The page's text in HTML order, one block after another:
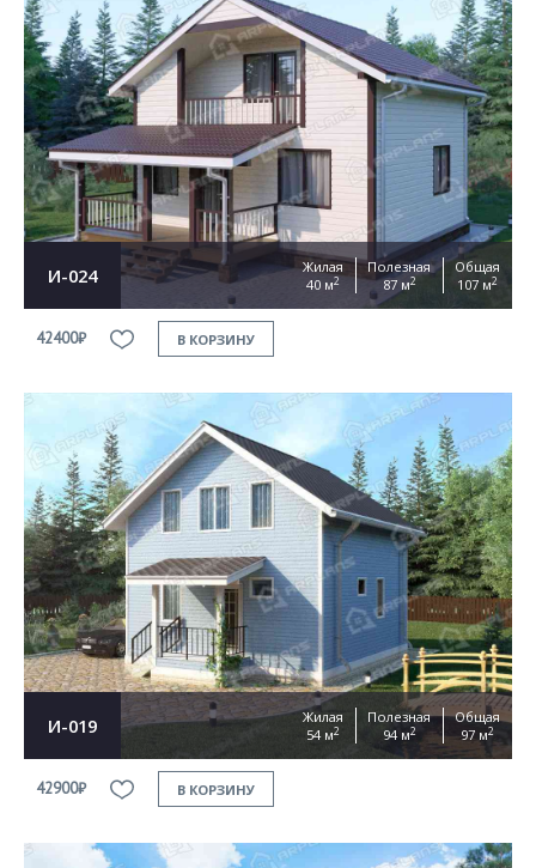
И-024
Жилая
40 м2
Полезная
87 м2
Общая
107 м2
42400₽ В КОРЗИНУ
И-019
Жилая
54 м2
Полезная
94 м2
Общая
97 м2
42900₽ В КОРЗИНУ